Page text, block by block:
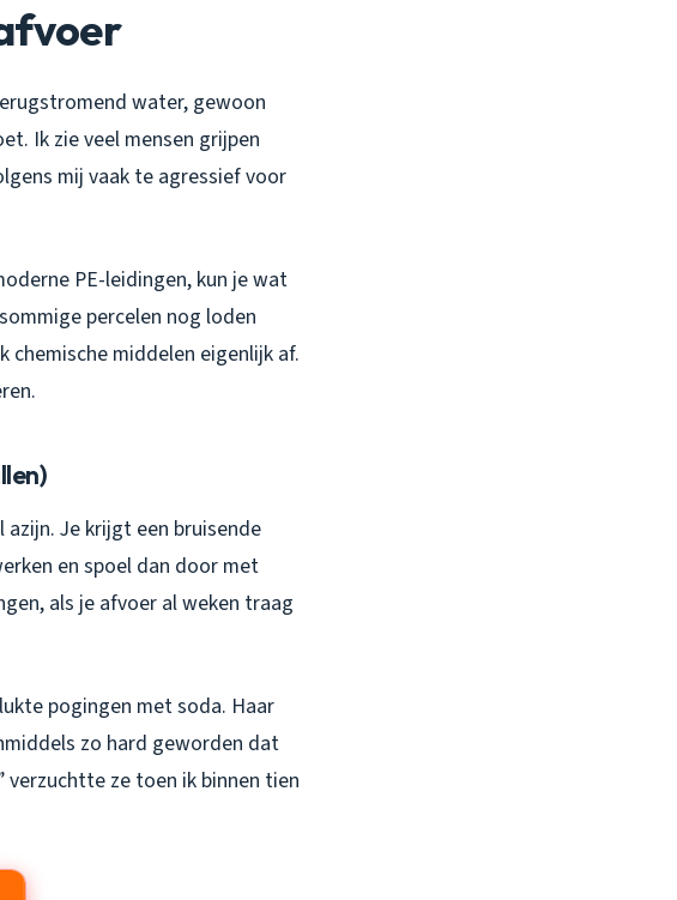
water, gewoon
Ik zie veel mensen grijpen
mij vaak te agressief voor
PE-leidingen, kun je wat
percelen nog loden
chemische middelen eigenlijk af.
Je krijgt een bruisende
en spoel dan door met
als je afvoer al weken traag
pogingen met soda. Haar
zo hard geworden dat
verzuchtte ze toen ik binnen tien